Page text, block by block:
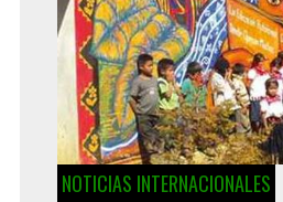
NOTICIAS INTERNACIONALES